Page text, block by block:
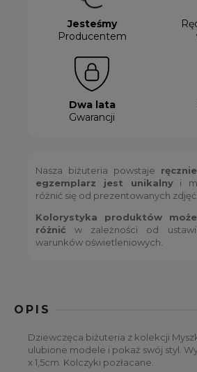
Jesteśmy
Producentem
Dwa lata
Gwarancji
Nasza biżuteria powstaje ręcznie
egzemplarz jest unikalnyi
różnić się od prezentowanych zdjęć.
Kolorystyka produktów
różnić w zależności od
warunków oświetleniowych.
OPIS
Dziewczęca biżuteria z kolekcji
ulubione modele i pokaż swój styl.
x 1,5cm. Kolczyki pozłacane.